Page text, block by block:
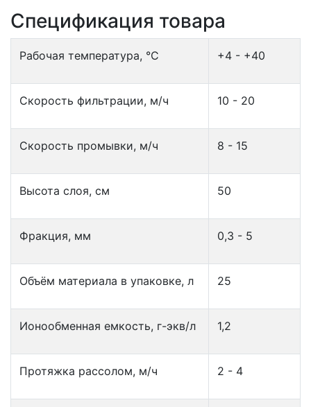
Спецификация товара
Рабочая температура, °C +4 - +40
Скорость фильтрации, м/ч 10 - 20
Скорость промывки, м/ч 8 - 15
Высота слоя, см 50
Фракция, мм 0,3 - 5
Объём материала в упаковке, л 25
Ионообменная емкость, г-экв/л 1,2
Протяжка рассолом, м/ч 2 - 4